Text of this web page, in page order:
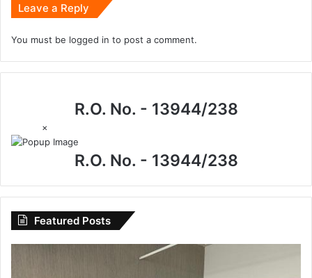
Leave a Reply
You must be logged in to post a comment.
R.O. No. - 13944/238
×
R.O. No. - 13944/238
Featured Posts